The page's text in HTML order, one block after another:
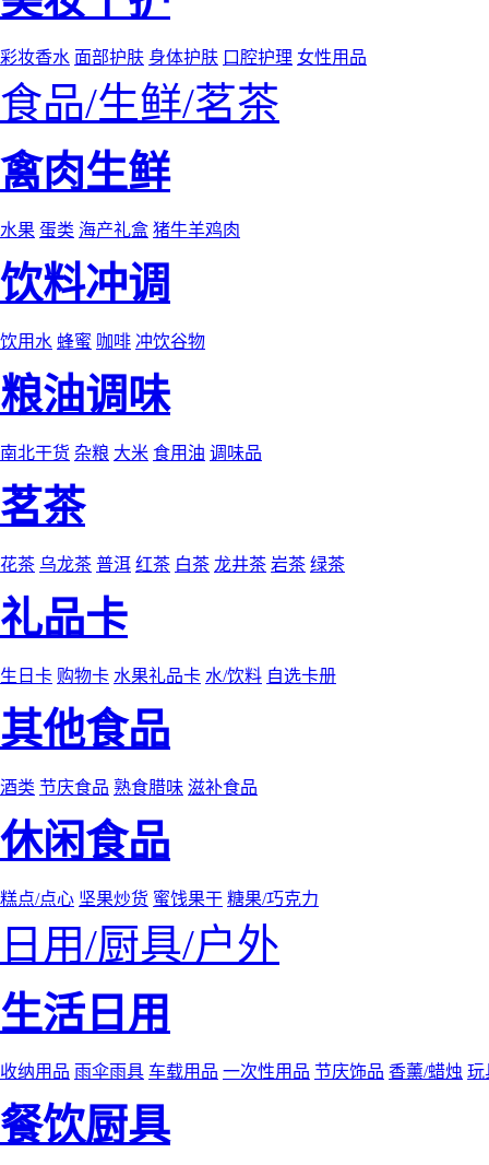
彩妆香水 面部护肤 身体护肤 口腔护理 女性用品
食品/生鲜/茗茶
禽肉生鲜
水果 蛋类 海产礼盒 猪牛羊鸡肉
饮料冲调
饮用水 蜂蜜 咖啡 冲饮谷物
粮油调味
南北干货 杂粮 大米 食用油 调味品
茗茶
花茶 乌龙茶 普洱 红茶 白茶 龙井茶 岩茶 绿茶
礼品卡
生日卡 购物卡 水果礼品卡 水/饮料 自选卡册
其他食品
酒类 节庆食品 熟食腊味 滋补食品
休闲食品
糕点/点心 坚果炒货 蜜饯果干 糖果/巧克力
日用/厨具/户外
生活日用
收纳用品 雨伞雨具 车载用品 一次性用品 节庆饰品 香薰/蜡烛 玩
餐饮厨具